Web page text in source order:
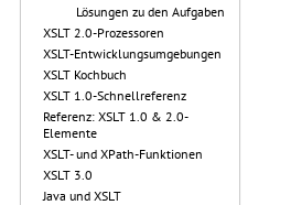
Lösungen zu den Aufgaben
XSLT 2.0-Prozessoren
XSLT-Entwicklungsumgebungen
XSLT Kochbuch
XSLT 1.0-Schnellreferenz
Referenz: XSLT 1.0 & 2.0-
Elemente
XSLT- und XPath-Funktionen
XSLT 3.0
Java und XSLT